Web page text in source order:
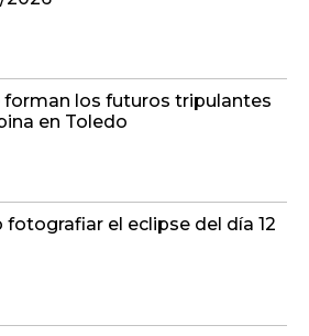
forman los futuros tripulantes
en Toledo
fotografiar el eclipse del día 12